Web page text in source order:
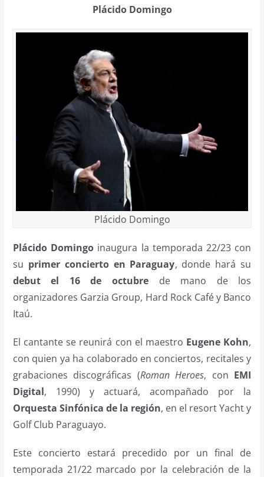
Plácido Domingo
Plácido Domingo
Plácido Domingoinaugura la temporada 22/23 con
su primer concierto en Paraguay, donde hará su
debut el 16 de octubre de mano de los
organizadores Garzia Group, Hard Rock Café y Banco
Itaú.
El cantante se reunirá con el maestro Eugene Kohn,
con quien ya ha colaborado en conciertos, recitales y
grabaciones discográficas (Roman Heroes, con EMI
Digital, 1990) y actuará, acompañado por la
Orquesta Sinfónica de la región, en el resort Yacht y
Golf Club Paraguayo.
Este concierto estará precedido por un final de
temporada 21/22 marcado por la celebración de la